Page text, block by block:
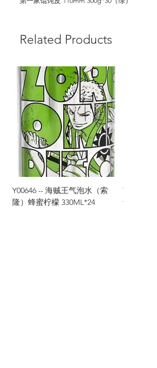
Related Products
Y00646 -- 海贼王气泡水（索
隆）蜂蜜柠檬 330ML*24
Y00645
士）热带